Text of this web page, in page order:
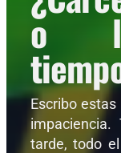
o
Escribo
tarde, todo